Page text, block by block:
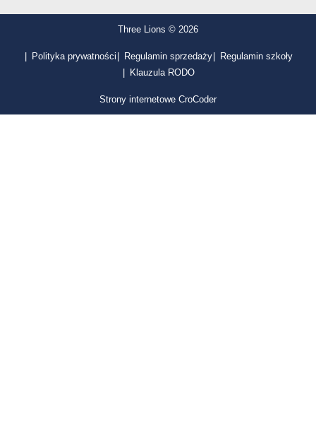
Three Lions © 2026
Polityka prywatności Regulamin sprzedaży
Regulamin szkoły
Klauzula RODO
Strony internetowe CroCoder